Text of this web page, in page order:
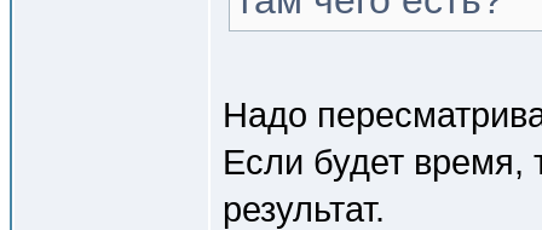
Надо
Если будет время,
результат.